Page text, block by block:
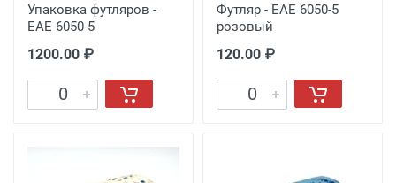
Упаковка футляров -
EAE 6050-5
1200.00 ₽
Футляр - EAE 6050-5
розовый
120.00 ₽